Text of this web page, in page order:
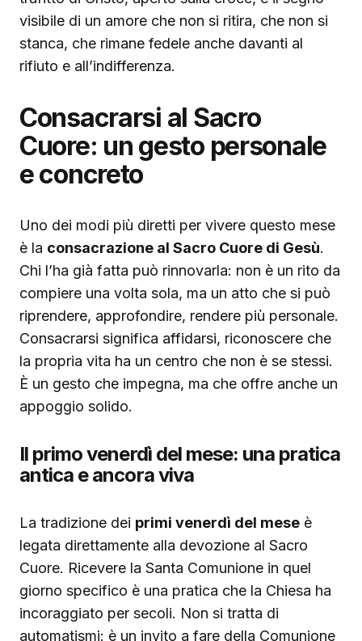
visibile di un amore che non si ritira, che non si
stanca, che rimane fedele anche davanti al
rifiuto e all’indifferenza.
Consacrarsi al Sacro
Cuore: un gesto personale
e concreto
Uno dei modi più diretti per vivere questo mese
è la consacrazione al Sacro Cuore di Gesù.
Chi l’ha già fatta può rinnovarla: non è un rito da
compiere una volta sola, ma un atto che si può
riprendere, approfondire, rendere più personale.
Consacrarsi significa affidarsi, riconoscere che
la propria vita ha un centro che non è se stessi.
È un gesto che impegna, ma che offre anche un
appoggio solido.
Il primo venerdì del mese: una pratica
antica e ancora viva
La tradizione dei primi venerdì del mese è
legata direttamente alla devozione al Sacro
Cuore. Ricevere la Santa Comunione in quel
giorno specifico è una pratica che la Chiesa ha
incoraggiato per secoli. Non si tratta di
automatismi: è un invito a fare della Comunione